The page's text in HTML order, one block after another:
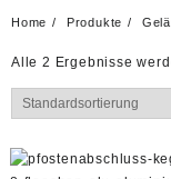
Home Produkte
Alle 2 Ergebnisse